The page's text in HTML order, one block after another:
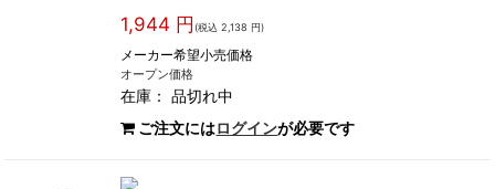
1,944 円 (税込 2,138 円)
メーカー希望小売価格
オープン価格
在庫：品切れ中
ご注文にはログインが必要です